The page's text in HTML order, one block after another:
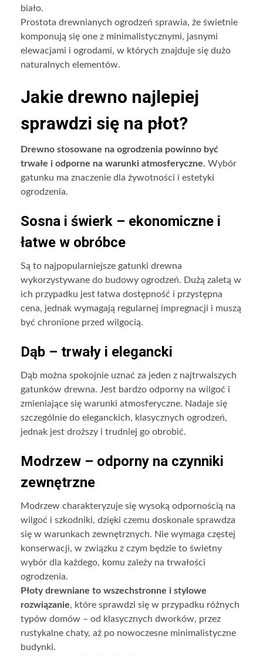
biało.
Prostota drewnianych ogrodzeń sprawia, że świetnie
komponują się one z minimalistycznymi, jasnymi
elewacjami i ogrodami, w których znajduje się dużo
naturalnych elementów.
Jakie drewno najlepiej
sprawdzi się na płot?
Drewno stosowane na ogrodzenia powinno być
trwałe i odporne na warunki atmosferyczne. Wybór
gatunku ma znaczenie dla żywotności i estetyki
ogrodzenia.
Sosna i świerk – ekonomiczne i
łatwe w obróbce
Są to najpopularniejsze gatunki drewna
wykorzystywane do budowy ogrodzeń. Dużą zaletą w
ich przypadku jest łatwa dostępność i przystępna
cena, jednak wymagają regularnej impregnacji i muszą
być chronione przed wilgocią.
Dąb – trwały i elegancki
Dąb można spokojnie uznać za jeden z najtrwalszych
gatunków drewna. Jest bardzo odporny na wilgoć i
zmieniające się warunki atmosferyczne. Nadaje się
szczególnie do eleganckich, klasycznych ogrodzeń,
jednak jest droższy i trudniej go obrobić.
Modrzew – odporny na czynniki
zewnętrzne
Modrzew charakteryzuje się wysoką odpornością na
wilgoć i szkodniki, dzięki czemu doskonale sprawdza
się w warunkach zewnętrznych. Nie wymaga częstej
konserwacji, w związku z czym będzie to świetny
wybór dla każdego, komu zależy na trwałości
ogrodzenia.
Płoty drewniane to wszechstronne i stylowe
rozwiązanie, które sprawdzi się w przypadku różnych
typów domów – od klasycznych dworków, przez
rustykalne chaty, aż po nowoczesne minimalistyczne
budynki.